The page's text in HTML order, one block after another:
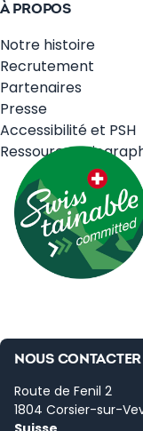
À PROPOS
Notre histoire
Recrutement
Partenaires
Presse
Accessibilité et PSH
Ressources
NOUS CONTACTER
Route de Fenil 2
1804 Corsier-sur-